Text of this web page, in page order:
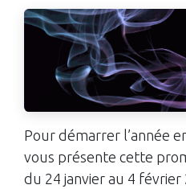
Pour démarrer l’année
vous présente cette
du 24 janvier au 4 février